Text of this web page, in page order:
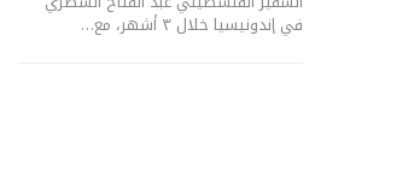
في إندونيسيا خلال ٣ أشهر، مع…